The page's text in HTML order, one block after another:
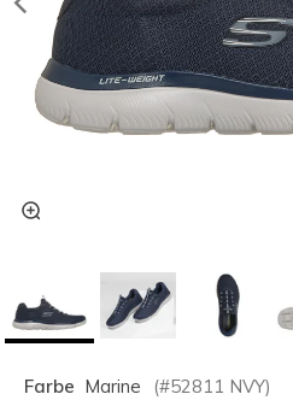
Farbe Marine (#52811 NVY)